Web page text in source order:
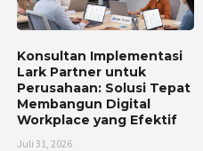
Konsultan Implementasi
Lark Partner untuk
Perusahaan: Solusi Tepat
Membangun Digital
Workplace yang Efektif
Juli 31, 2026